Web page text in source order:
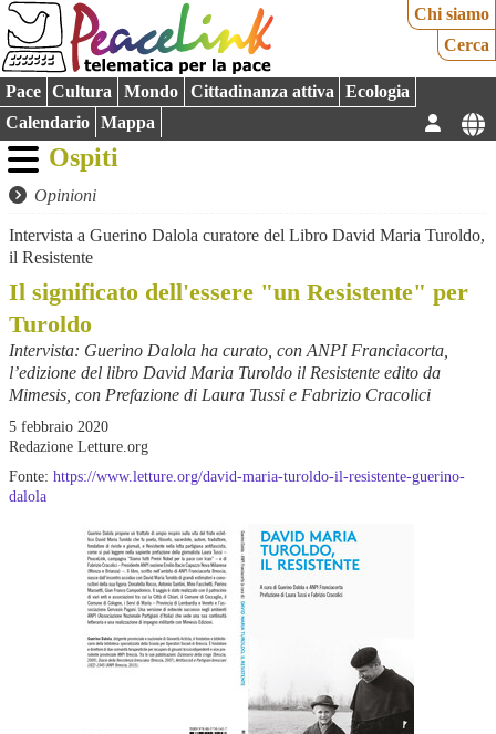
Chi siamo
Cerca
Pace Cultura Mondo Cittadinanza attiva
Ecologia
Calendario
Mappa
Ospiti
Opinioni
Intervista a Guerino Dalola curatore del Libro David Maria Turoldo,
il Resistente
Il significato dell'essere "un Resistente" per
Turoldo
Intervista: Guerino Dalola ha curato, con ANPI Franciacorta,
l’edizione del libro David Maria Turoldo il Resistente edito da
Mimesis, con Prefazione di Laura Tussi e Fabrizio Cracolici
5 febbraio 2020
Redazione Letture.org
Fonte: https://www.letture.org/david-maria-turoldo-il-resistente-guerino-
dalola